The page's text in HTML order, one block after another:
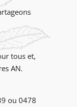
tous et,
AN.
ou 0478